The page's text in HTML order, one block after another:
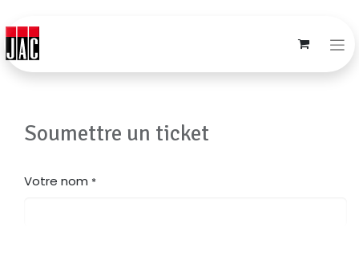
Soumettre un ticket
Votre nom *